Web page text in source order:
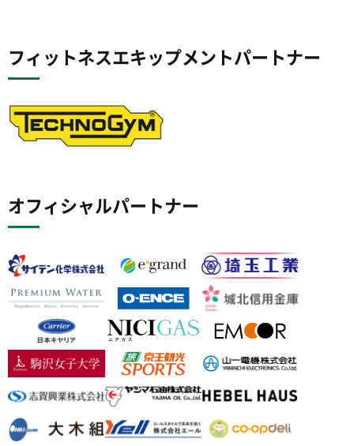
フィットネスエキップメントパートナー
オフィシャルパートナー